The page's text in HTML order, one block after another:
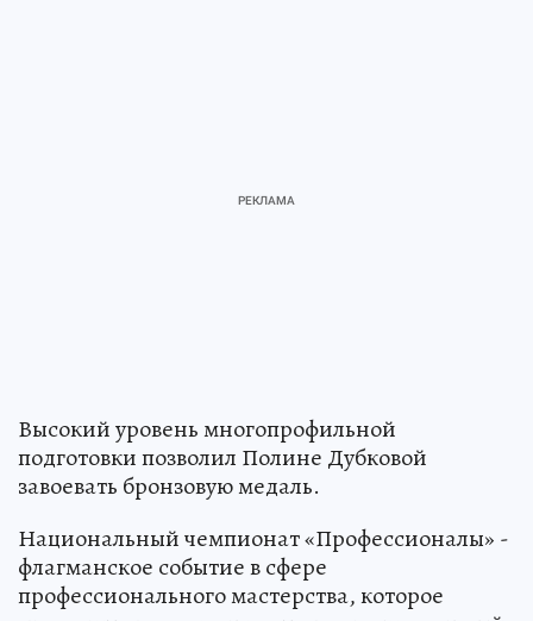
Высокий уровень многопрофильной
подготовки позволил Полине Дубковой
завоевать бронзовую медаль.
Национальный чемпионат «Профессионалы» -
флагманское событие в сфере
профессионального мастерства, которое